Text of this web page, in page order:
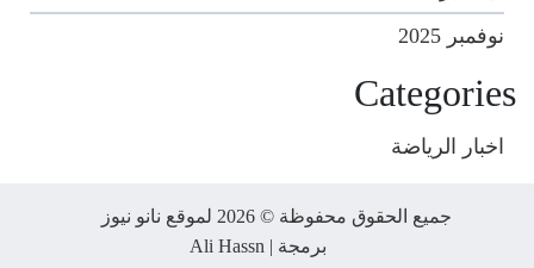
نوفمبر 2025
Categories
اخبار الرياضة
جميع الحقوق محفوظة © 2026 لموقع نانو نيوز
برمجة | Ali Hassn